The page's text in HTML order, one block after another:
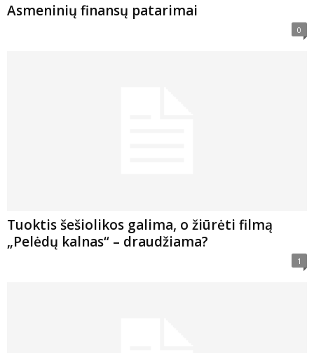
Asmeninių finansų patarimai
0
Tuoktis šešiolikos galima, o žiūrėti filmą
„Pelėdų kalnas“ – draudžiama?
1